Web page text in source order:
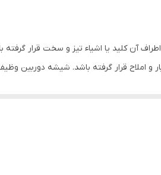
آن کلید یا اشیاء تیز و سخت قرار
املاح قرار گرفته باشد. شیشه دوربین
اصلی برای گوشی موبایلتان تهیه